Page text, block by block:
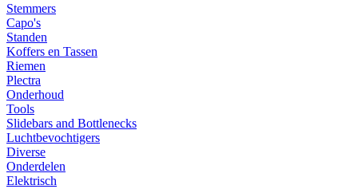
Stemmers
Capo's
Standen
Koffers en Tassen
Riemen
Plectra
Onderhoud
Tools
Slidebars and Bottlenecks
Luchtbevochtigers
Diverse
Onderdelen
Elektrisch